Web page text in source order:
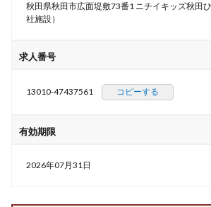
秋田県秋田市広面堤敷73番1 ニチイキッズ秋田
社施設）
求人番号
13010-47437561 コピーする
有効期限
2026年07月31日